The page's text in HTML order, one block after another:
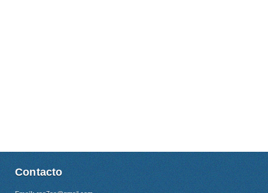
Contacto